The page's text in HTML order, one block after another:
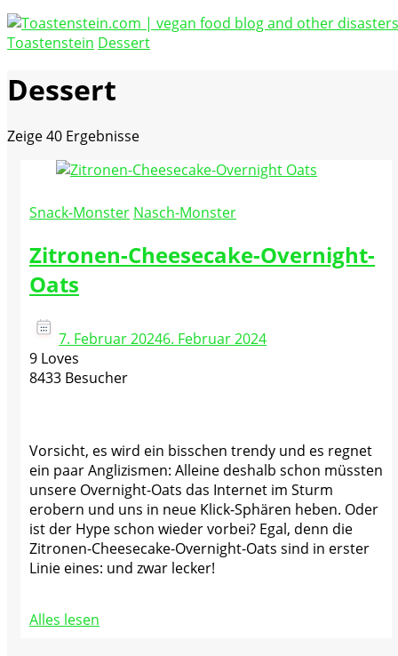
Toastenstein.com
Toastenstein Dessert
Dessert
Zeige40 Ergebnisse
Snack-Monster Nasch-Monster
Zitronen-Cheesecake-Overnight-
Oats
7. Februar 20246. Februar 2024
9 Loves
8433 Besucher
Vorsicht, es wird ein bisschen trendy und es regnet
ein paar Anglizismen: Alleine deshalb schon müssten
unsere Overnight-Oats das Internet im Sturm
erobern und uns in neue Klick-Sphären heben. Oder
ist der Hype schon wieder vorbei? Egal, denn die
Zitronen-Cheesecake-Overnight-Oats sind in erster
Linie eines: und zwar lecker!
Alles lesen